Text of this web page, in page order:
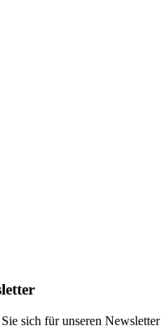
sich für unseren Newsletter